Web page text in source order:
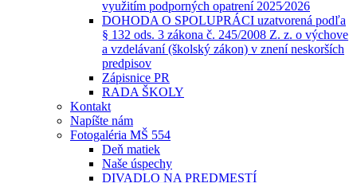
využitím podporných opatrení 2025⁄2026
DOHODA O SPOLUPRÁCI uzatvorená podľa
§ 132 ods. 3 zákona č. 245/2008 Z. z. o výchove
a vzdelávaní (školský zákon) v znení neskorších
predpisov
Zápisnice PR
RADA ŠKOLY
Kontakt
Napíšte nám
Fotogaléria MŠ 554
Deň matiek
Naše úspechy
DIVADLO NA PREDMESTÍ